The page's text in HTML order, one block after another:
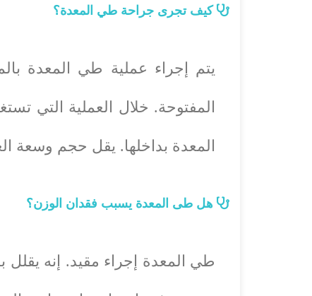
كيف تجرى جراحة طي المعدة؟
يتم إجراء عملية طي المعدة
المعدة بداخلها. يقل حجم وسعة العضو بنحو 70٪ ، مما يزيد الشعور بالامتلاء بسرعة
هل طى المعدة يسبب فقدان الوزن؟
طي المعدة إجراء مقيد. إنه